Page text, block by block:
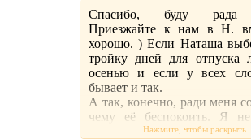
Спасибо, буду рада
Приезжайте к нам в Н.
хорошо. ) Если Наташа
тройку дней для отпуска
осенью и если у всех
бывает и так.
А так, конечно, ради меня
чему её беспокоить. Я
поклонник встреч в реале. )
Нажмите, чтобы раскрыть...